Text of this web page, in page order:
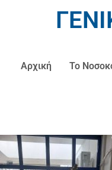
Αρχική Το